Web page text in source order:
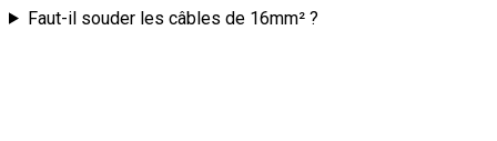
Faut-il souder les câbles de 16mm² ?